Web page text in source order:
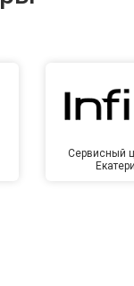
Сервисный